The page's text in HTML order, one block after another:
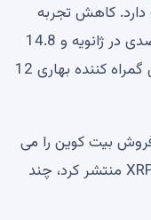
کاهش تجربه
شده در ابتدای سال، با کاهش 10.1 درصدی در ژانویه و 14.8
درصدی در فوریه، جای خود را به افزایش گمراه کننده بهاری 12
بیت کوین را می
فروشد کاهش می یابد، ریپل 1 میلیارد XRP منتشر کرد، چند